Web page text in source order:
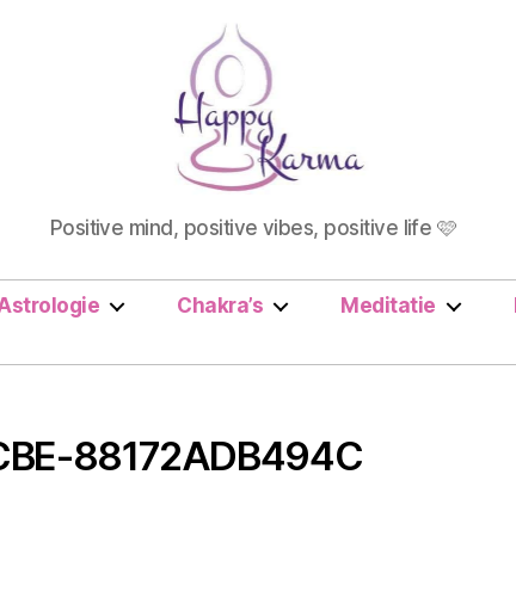
Happy
Karma
Positive mind, positive vibes, positive life 🩷
Chakra’s Meditatie
88172ADB494C